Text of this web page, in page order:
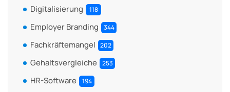
Digitalisierung 118
Employer Branding 344
Fachkräftemangel 202
Gehaltsvergleiche 253
HR-Software 194